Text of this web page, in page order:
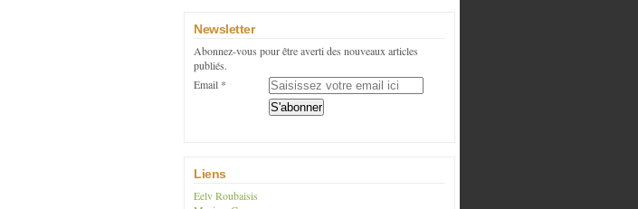
Newsletter
Abonnez-vous pour être averti des nouveaux articles
publiés.
Email
Liens
Eelv Roubaisis